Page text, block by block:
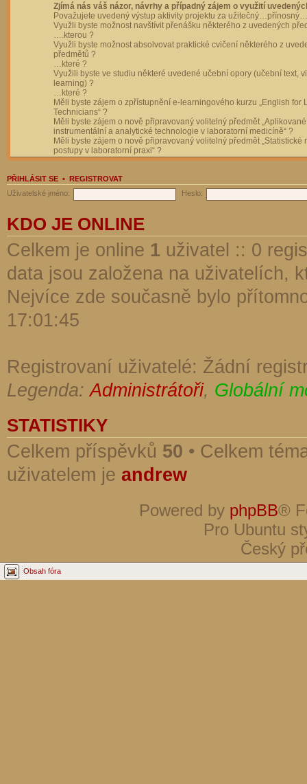
Zjímá nás váš názor, návrhy a případný zájem o využití
Považujete uvedený výstup aktivity projektu za
Využli byste možnost navštívit přenášku některého z uvedených
….kterou ?
Využli byste možnost absolvovat praktické cvičení některého z
předmětů ?
…které ?
Využili byste ve studiu některé uvedené učební opory (učební text,
learning) ?
…které ?
Měli byste zájem o zpřístupnění e-learningového kurzu „English for
Technicians“ ?
Měli byste zájem o nově připravovaný volitelný předmět „Aplikované
instrumentální a analytické technologie v laboratorní medicíně“ ?
Měli byste zájem o nově připravovaný volitelný předmět „Statistické
postupy v laboratorní praxi“ ?
PŘIHLÁSIT SE • REGISTROVAT
Uživatelské jméno:
Heslo:
KDO JE ONLINE
Celkem je online 1 uživatel :: 0
data jsou založena na uživatelích,
Nejvíce zde současně bylo
17:01:45
Registrovaní uživatelé: Žádní
Legenda:Administrátoři, Globální
STATISTIKY
Celkem příspěvků 50 • Celkem
uživatelem je andrew
Powered by phpBB®
Pro Ubuntu
Český
Obsah fóra